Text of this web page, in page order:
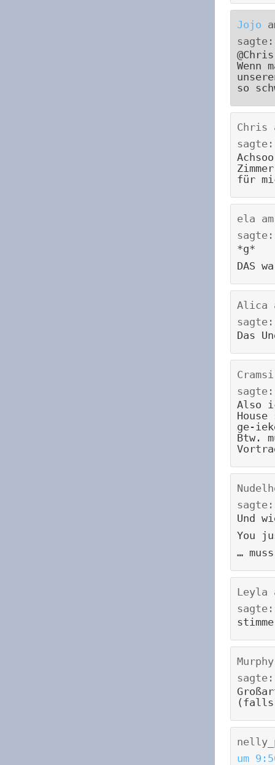
Jojo
sagte:
Wenn
so
Chris
sagte:
für
ela
sagte:
*g*
DAS
Alica
sagte:
Das
Cramsi
sagte:
Also
ge-
Btw.
sagte:
Und
You
…
Leyla
sagte:
Murphy
sagte:
(falls
um